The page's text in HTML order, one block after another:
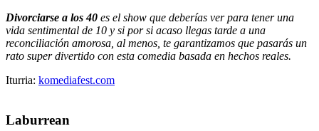
Divorciarse a los 40 es el show que deberías ver para tener una
vida sentimental de 10 y si por si acaso llegas tarde a una
reconciliación amorosa, al menos, te garantizamos que pasarás un
rato super divertido con esta comedia basada en hechos reales.
Iturria: komediafest.com
Laburrean